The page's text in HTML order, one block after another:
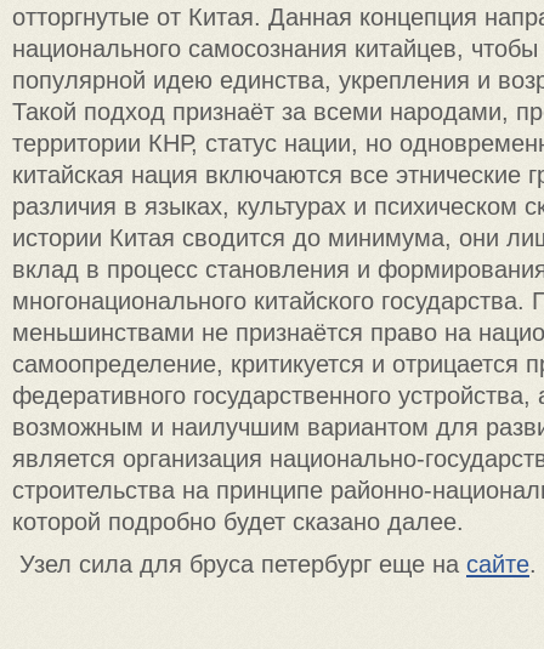
отторгнутые от Китая. Данная концепция
национального самосознания китайцев, чтобы
популярной идею единства, укрепления и
Такой подход признаёт за всеми народами,
территории КНР, статус нации, но
китайская нация включаются все этнические
различия в языках, культурах и психическом
истории Китая сводится до минимума, они
вклад в процесс становления и
многонационального китайского государства.
меньшинствами не признаётся право на
самоопределение, критикуется и отрицается
федеративного государственного устройства,
возможным и наилучшим вариантом для
является организация национально-
строительства на принципе районно-
которой подробно будет сказано далее.
Узел сила для бруса петербург еще на сайте.